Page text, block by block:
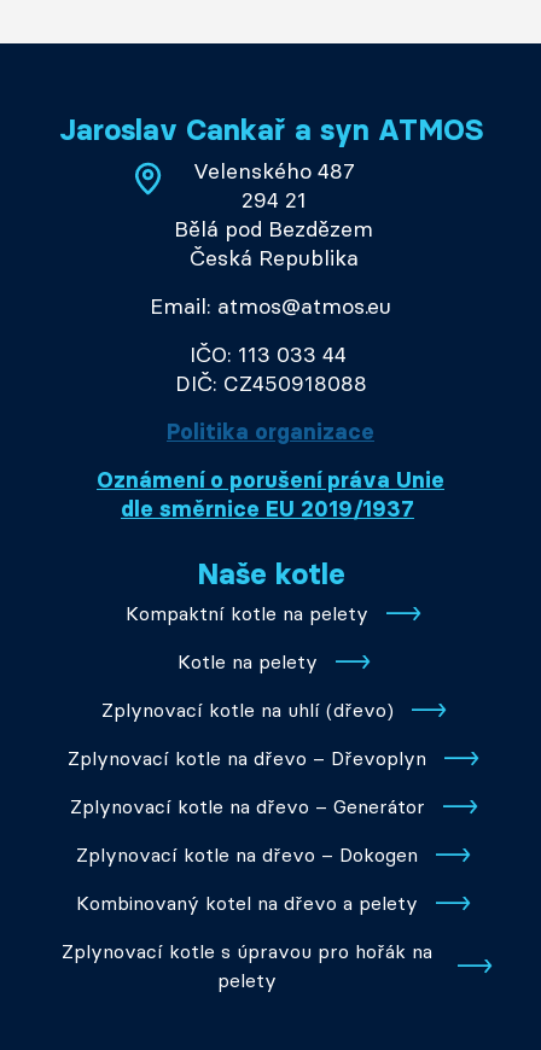
Jaroslav Cankař a syn ATMOS
Velenského 487
294 21
Bělá pod Bezdězem
Česká Republika
Email: atmos@atmos.eu
IČO: 113 033 44
DIČ: CZ450918088
Politika organizace
Oznámení o porušení práva Unie
dle směrnice EU 2019/1937
Naše kotle
Kompaktní kotle na pelety
Kotle na pelety
Zplynovací kotle na uhlí (dřevo)
Zplynovací kotle na dřevo – Dřevoplyn
Zplynovací kotle na dřevo – Generátor
Zplynovací kotle na dřevo – Dokogen
Kombinovaný kotel na dřevo a pelety
Zplynovací kotle s úpravou pro hořák na
pelety